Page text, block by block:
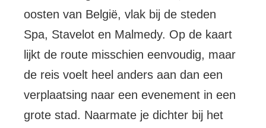
oosten van België, vlak bij de steden
Spa, Stavelot en Malmedy. Op de kaart
lijkt de route misschien eenvoudig, maar
de reis voelt heel anders aan dan een
verplaatsing naar een evenement in een
grote stad. Naarmate je dichter bij het